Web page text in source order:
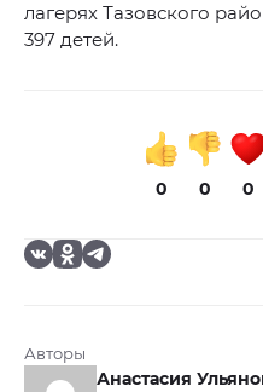
лагерях Тазовского
397 детей.
0 0 0
Авторы
Анастасия